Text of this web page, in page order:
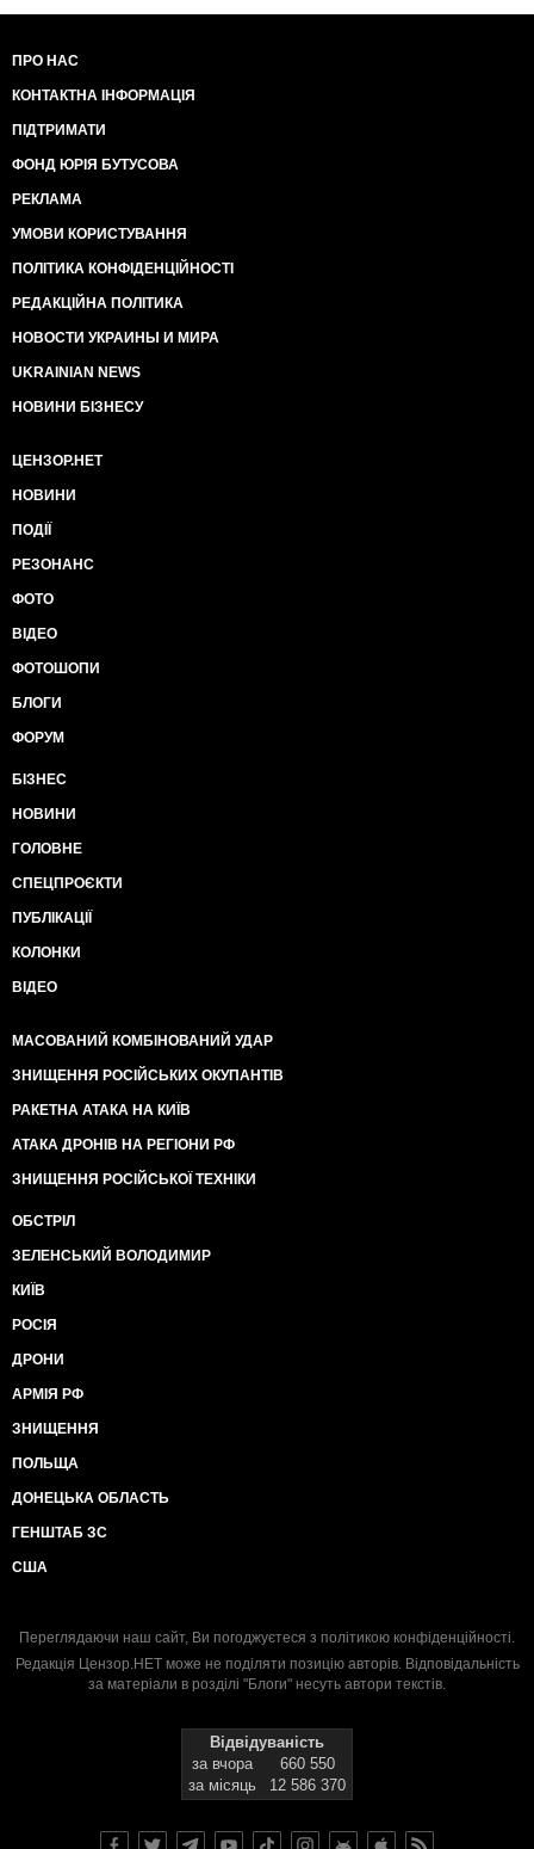
ПРО НАС
КОНТАКТНА ІНФОРМАЦІЯ
ПІДТРИМАТИ
ФОНД ЮРІЯ БУТУСОВА
РЕКЛАМА
УМОВИ КОРИСТУВАННЯ
ПОЛІТИКА КОНФІДЕНЦІЙНОСТІ
РЕДАКЦІЙНА ПОЛІТИКА
НОВОСТИ УКРАИНЫ И МИРА
UKRAINIAN NEWS
НОВИНИ БІЗНЕСУ
ЦЕНЗОР.НЕТ
НОВИНИ
ПОДІЇ
РЕЗОНАНС
ФОТО
ВІДЕО
ФОТОШОПИ
БЛОГИ
ФОРУМ
БІЗНЕС
НОВИНИ
ГОЛОВНЕ
СПЕЦПРОЄКТИ
ПУБЛІКАЦІЇ
КОЛОНКИ
ВІДЕО
МАСОВАНИЙ КОМБІНОВАНИЙ УДАР
ЗНИЩЕННЯ РОСІЙСЬКИХ ОКУПАНТІВ
РАКЕТНА АТАКА НА КИЇВ
АТАКА ДРОНІВ НА РЕГІОНИ РФ
ЗНИЩЕННЯ РОСІЙСЬКОЇ ТЕХНІКИ
ОБСТРІЛ
ЗЕЛЕНСЬКИЙ ВОЛОДИМИР
КИЇВ
РОСІЯ
ДРОНИ
АРМІЯ РФ
ЗНИЩЕННЯ
ПОЛЬЩА
ДОНЕЦЬКА ОБЛАСТЬ
ГЕНШТАБ ЗС
США
Переглядаючи наш сайт, Ви погоджуєтеся з політикою конфіденційності.
Редакція Цензор.НЕТ може не поділяти позицію авторів. Відповідальність
за матеріали в розділі "Блоги" несуть автори текстів.
Відвідуваність
за вчора
660 550
за місяць
12 586 370